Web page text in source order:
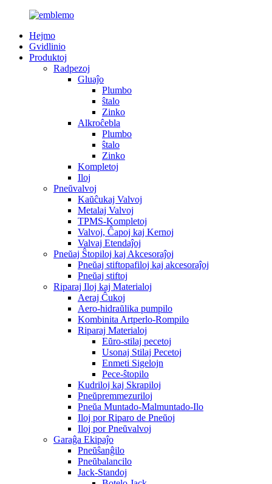
Hejmo
Gvidlinio
Produktoj
Radpezoj
Gluaĵo
Plumbo
ŝtalo
Zinko
Alkroĉebla
Plumbo
ŝtalo
Zinko
Kompletoj
Iloj
Pneŭvalvoj
Kaŭĉukaj Valvoj
Metalaj Valvoj
TPMS-Kompletoj
Valvoj, Ĉapoj kaj Kernoj
Valvaj Etendaĵoj
Pneŭaj Ŝtopiloj kaj Akcesoraĵoj
Pneŭaj stiftopafiloj kaj akcesoraĵoj
Pneŭaj stiftoj
Riparaj Iloj kaj Materialoj
Aeraj Ĉukoj
Aero-hidraŭlika pumpilo
Kombinita Artperlo-Rompilo
Riparaj Materialoj
Eŭro-stilaj pecetoj
Usonaj Stilaj Pecetoj
Enmeti Sigelojn
Pece-ŝtopilo
Kudriloj kaj Skrapiloj
Pneŭpremmezuriloj
Pneŭa Muntado-Malmuntado-Ilo
Iloj por Riparo de Pneŭoj
Iloj por Pneŭvalvoj
Garaĝa Ekipaĵo
Pneŭŝanĝilo
Pneŭbalancilo
Jack-Standoj